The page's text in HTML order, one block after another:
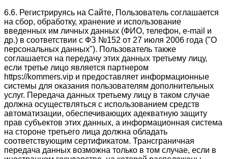
6.6. Регистрируясь на Сайте, Пользователь соглашается
на сбор, обработку, хранение и использование
введенных им личных данных (ФИО, телефон, e-mail и
др.) в соответствии с ФЗ №152 от 27 июля 2006 года ("О
персональных данных"). Пользователь также
соглашается на передачу этих данных третьему лицу,
если третье лицо является партнером
https://kommers.vip и предоставляет информационные
системы для оказания пользователям дополнительных
услуг. Передача данных третьему лицу в таком случае
должна осуществляться с использованием средств
автоматизации, обеспечивающих адекватную защиту
прав субъектов этих данных, а информационная система
на стороне третьего лица должна обладать
соответствующим сертификатом. Трансграничная
передача данных возможна только в том случае, если в